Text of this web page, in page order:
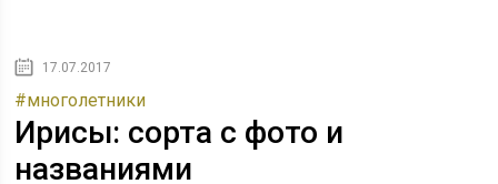
17.07.2017
#многолетники
Ирисы: сорта с фото и
названиями